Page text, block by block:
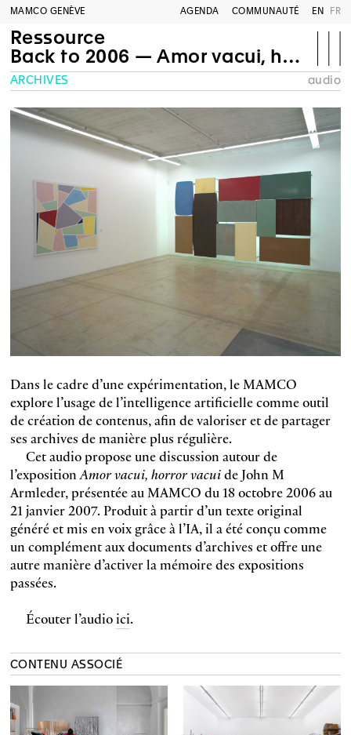
MAMCO GENÈVE AGENDA COMMUNAUTÉ EN FR
Ressource
Back to 2006 — Amor vacui, horror vacui
ARCHIVES audio
Dans le cadre d’une expérimentation, le MAMCO
explore l’usage de l’intelligence artificielle comme outil
de création de contenus, afin de valoriser et de partager
ses archives de manière plus régulière.
Cet audio propose une discussion autour de
l’expositionAmor vacui, horror vacuide John M
Armleder, présentée au MAMCO du 18 octobre 2006 au
21 janvier 2007. Produit à partir d’un texte original
généré et mis en voix grâce à l’IA, il a été conçu comme
un complément aux documents d’archives et offre une
autre manière d’activer la mémoire des expositions
passées.
Écouter l’audioici.
CONTENU ASSOCIÉ